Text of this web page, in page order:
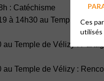
: Catéchisme
à 14h30 au Temple de
au Temple de Vélizy :
au Temple de Vélizy :
Ces
utilisés